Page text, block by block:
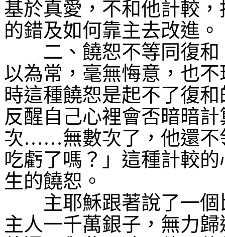
基於真愛，不和他計較
的錯及如何靠主去改進。
二、饒恕不等同復和
以為常，毫無悔意，也
時這種饒恕是起不了復
反醒自己心裡會否暗暗
次……無數次了，他還
吃虧了嗎？」這種計較
生的饒恕。
主耶穌跟著說了一個
主人一千萬銀子，無力